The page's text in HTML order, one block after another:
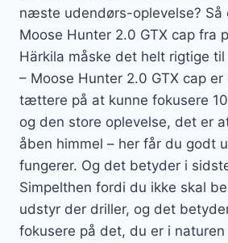
næste udendørs-oplevelse? Så
Moose Hunter 2.0 GTX cap fra
Härkila måske det helt rigtige
– Moose Hunter 2.0 GTX cap
tættere på at kunne fokusere
og den store oplevelse, det er
åben himmel – her får du godt
fungerer. Og det betyder i
Simpelthen fordi du ikke skal
udstyr der driller, og det
fokusere på det, du er i